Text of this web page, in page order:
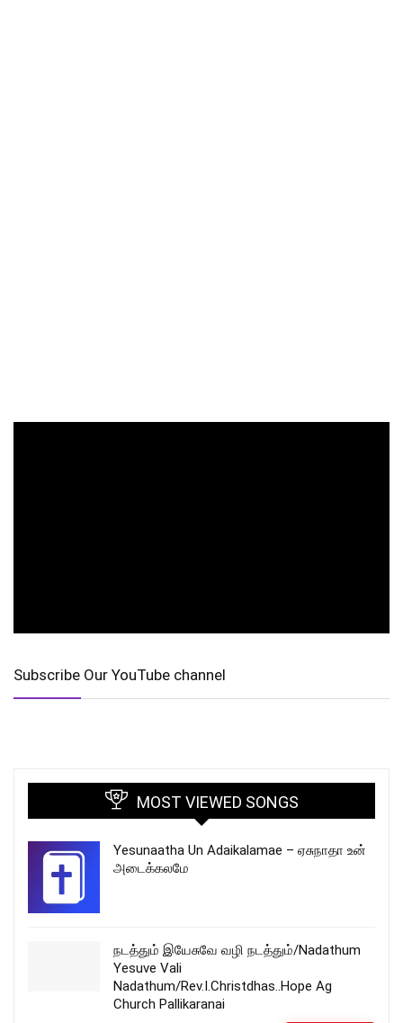
Subscribe Our YouTube channel
MOST VIEWED SONGS
Yesunaatha Un Adaikalamae – ஏசுநாதா உன்
அடைக்கலமே
நடத்தும் இயேசுவே வழி நடத்தும்/Nadathum
Yesuve Vali
Nadathum/Rev.I.Christdhas..Hope Ag
Church Pallikaranai